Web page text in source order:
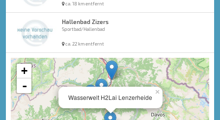
ca. 18 km entfernt
Hallenbad Zizers
Sportbad/Hallenbad
ca. 22 km entfernt
×
Wasserwelt H2Lai Lenzerheide
+
-